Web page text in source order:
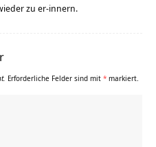
zu er-innern.
Erforderliche Felder sind mit * markiert.